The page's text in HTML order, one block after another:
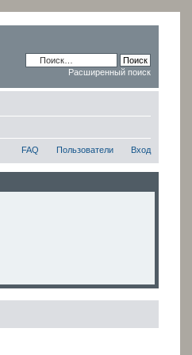
Расширенный поиск
FAQ Пользователи Вход